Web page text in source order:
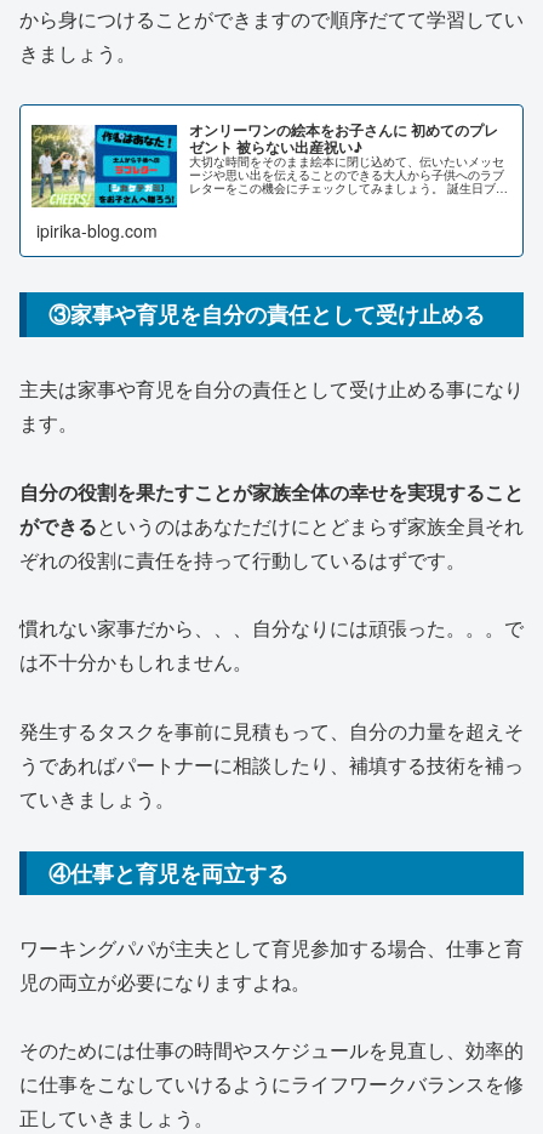
から身につけることができますので順序だてて学習してい
きましょう。
オンリーワンの絵本をお子さんに 初めてのプレ
ゼント 被らない出産祝い♪
大切な時間をそのまま絵本に閉じ込めて、伝いたいメッセ
ージや思い出を伝えることのできる大人から子供へのラブ
レターをこの機会にチェックしてみましょう。 誕生日ブレ
ゼントやギフトカードもあるので他人と被らない出産祝い
ipirika-blog.com
③家事や育児を自分の責任として受け止める
主夫は家事や育児を自分の責任として受け止める事になり
ます。
自分の役割を果たすことが家族全体の幸せを実現すること
ができるというのはあなただけにとどまらず家族全員それ
ぞれの役割に責任を持って行動しているはずです。
慣れない家事だから、、、自分なりには頑張った。。。で
は不十分かもしれません。
発生するタスクを事前に見積もって、自分の力量を超えそ
うであればパートナーに相談したり、補填する技術を補っ
ていきましょう。
④仕事と育児を両立する
ワーキングパパが主夫として育児参加する場合、仕事と育
児の両立が必要になりますよね。
そのためには仕事の時間やスケジュールを見直し、効率的
に仕事をこなしていけるようにライフワークバランスを修
正していきましょう。